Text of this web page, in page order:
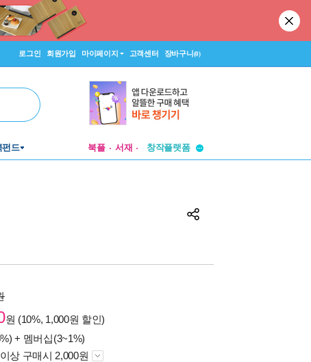
로그인 회원가입 마이페이지 고객센터 장바구니(0)
펀드 북플 서재
투비컨티뉴드
투비컨티뉴드
원 (10%, 1,000원 할인)
+ 멤버십(3~1%)
상 구매시 2,000원